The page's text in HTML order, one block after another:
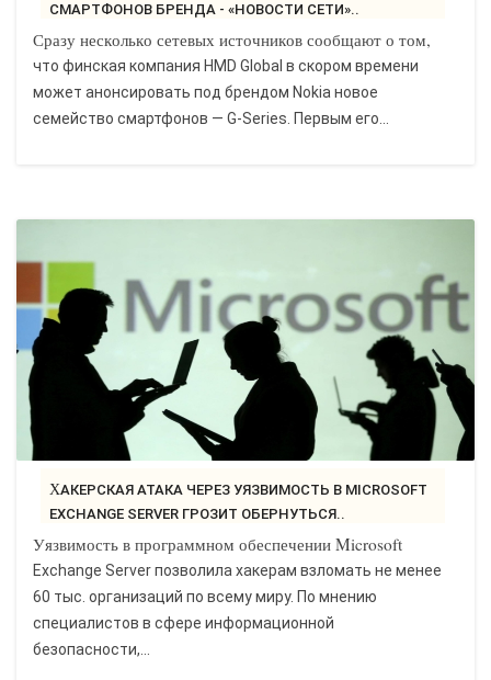
СМАРТФОНОВ БРЕНДА - «НОВОСТИ СЕТИ»..
Сразу несколько сетевых источников сообщают о том,
что финская компания HMD Global в скором времени
может анонсировать под брендом Nokia новое
семейство смартфонов — G-Series. Первым его...
ХАКЕРСКАЯ АТАКА ЧЕРЕЗ УЯЗВИМОСТЬ В MICROSOFT
EXCHANGE SERVER ГРОЗИТ ОБЕРНУТЬСЯ..
Уязвимость в программном обеспечении Microsoft
Exchange Server позволила хакерам взломать не менее
60 тыс. организаций по всему миру. По мнению
специалистов в сфере информационной
безопасности,...